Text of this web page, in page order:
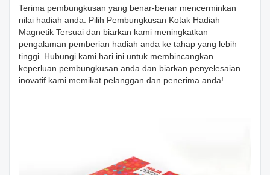
Terima pembungkusan yang benar-benar mencerminkan
nilai hadiah anda. Pilih Pembungkusan Kotak Hadiah
Magnetik Tersuai dan biarkan kami meningkatkan
pengalaman pemberian hadiah anda ke tahap yang lebih
tinggi. Hubungi kami hari ini untuk membincangkan
keperluan pembungkusan anda dan biarkan penyelesaian
inovatif kami memikat pelanggan dan penerima anda!